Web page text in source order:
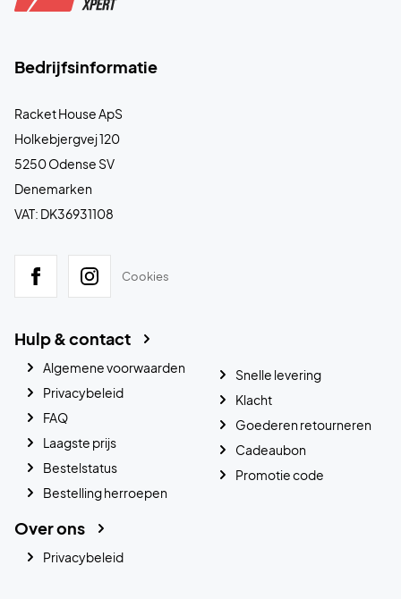
Bedrijfsinformatie
Racket House ApS
Holkebjergvej 120
5250 Odense SV
Denemarken
VAT: DK36931108
Cookies
Hulp & contact
Algemene voorwaarden
Privacybeleid
FAQ
Laagste prijs
Bestelstatus
Bestelling herroepen
Snelle levering
Klacht
Goederen retourneren
Cadeaubon
Promotie code
Over ons
Privacybeleid